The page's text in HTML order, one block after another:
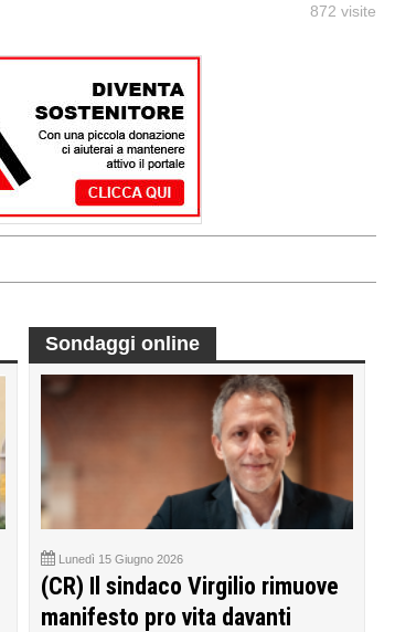
872 visite
Sondaggi online
Lunedì 15 Giugno 2026
(CR) Il sindaco Virgilio rimuove
manifesto pro vita davanti